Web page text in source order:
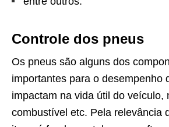
Controle dos pneus
Os pneus são alguns dos
importantes para o desempenho
impactam na vida útil do veículo,
combustível etc. Pela relevância